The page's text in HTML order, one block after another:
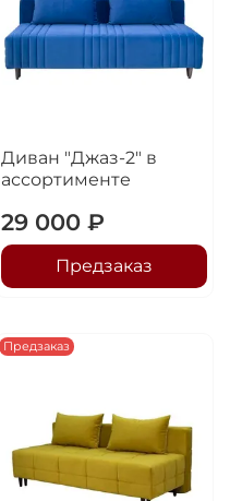
Диван "Джаз-2" в
ассортименте
29 000 ₽
Предзаказ
Предзаказ